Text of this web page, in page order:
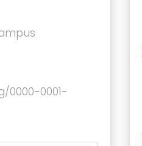
0000-0001-